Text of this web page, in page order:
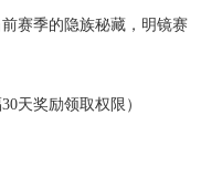
赛季的隐族秘藏，明镜赛
天奖励领取权限）